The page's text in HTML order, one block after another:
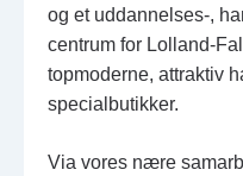
og et uddannelses-,
centrum for Lolland-
topmoderne, attraktiv
specialbutikker.
Via vores nære